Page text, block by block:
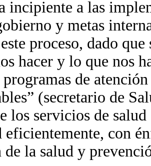
incipiente a las
y metas
proceso, dado
hacer y lo que nos
de
(secretario de
los servicios de
eficientemente, con
la salud y